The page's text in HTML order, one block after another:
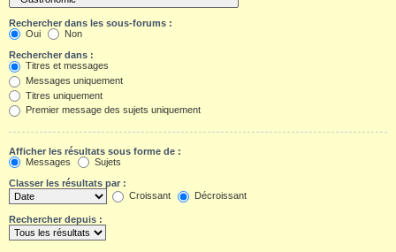
Rechercher dans les sous-forums :
Oui
Non
Rechercher dans :
Titres et messages
Messages uniquement
Titres uniquement
Premier message des sujets uniquement
Afficher les résultats sous forme de :
Messages
Sujets
Classer les résultats par :
Croissant
Décroissant
Rechercher depuis :